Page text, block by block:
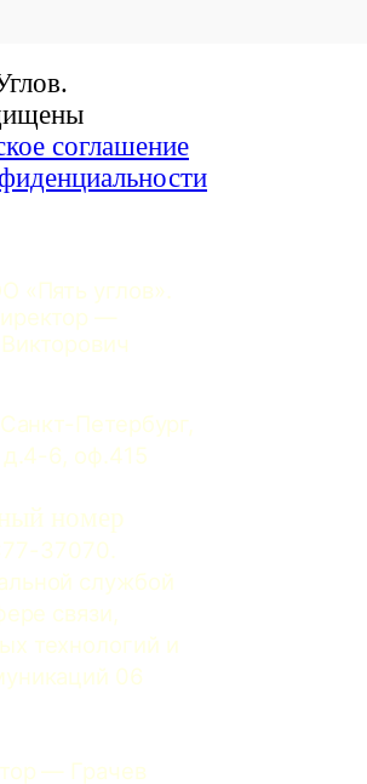
соглашение
«Пять углов».
—
Петербург,
6, оф.415
номер
37070.
службой
связи,
технологий и
06
— Грачев